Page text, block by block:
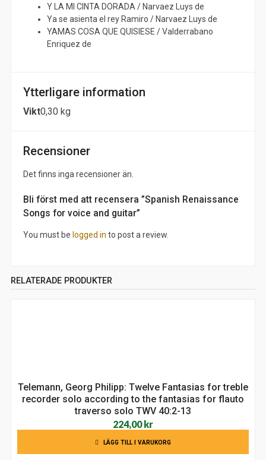
Y LA MI CINTA DORADA / Narvaez Luys de
Ya se asienta el rey Ramiro / Narvaez Luys de
YAMAS COSA QUE QUISIESE / Valderrabano
Enriquez de
Ytterligare information
Vikt0,30 kg
Recensioner
Det finns inga recensioner än.
Bli först med att recensera ”Spanish Renaissance
Songs for voice and guitar”
You must be logged in to post a review.
RELATERADE PRODUKTER
Telemann, Georg Philipp: Twelve Fantasias for treble
recorder solo according to the fantasias for flauto
traverso solo TWV 40:2-13
224,00 kr
LÄGG TILL I VARUKORG